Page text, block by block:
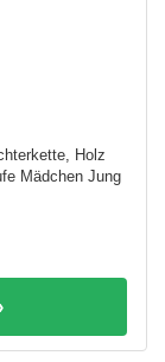
Holz
Mädchen Jung